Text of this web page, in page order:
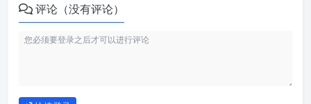
评论（没有评论）